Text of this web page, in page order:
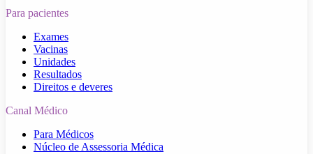
Para pacientes
Exames
Vacinas
Unidades
Resultados
Direitos e deveres
Canal Médico
Para Médicos
Núcleo de Assessoria Médica